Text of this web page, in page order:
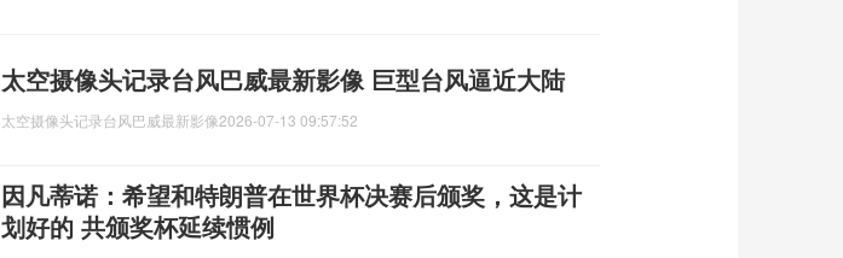
太空摄像头记录台风巴威最新影像 巨型台风逼近大陆
太空摄像头记录台风巴威最新影像2026-07-13 09:57:52
因凡蒂诺：希望和特朗普在世界杯决赛后颁奖，这是计
划好的 共颁奖杯延续惯例